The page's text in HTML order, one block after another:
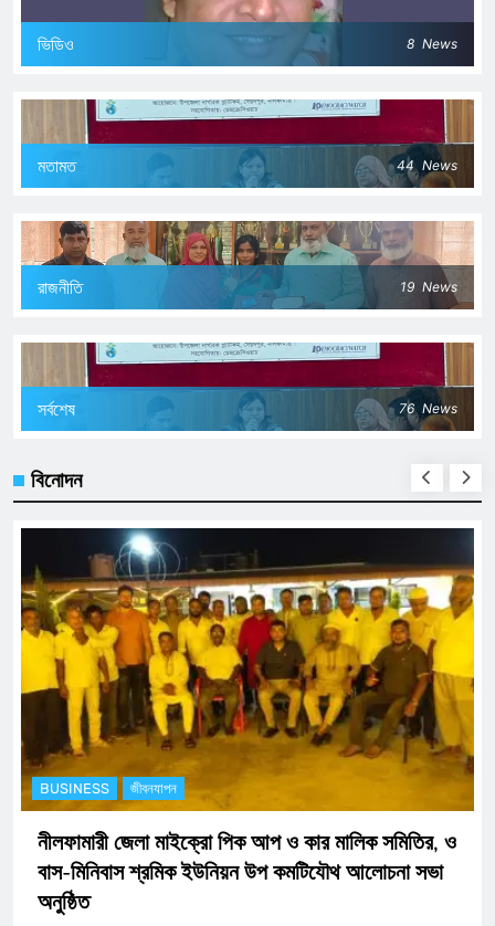
ভিডিও 8 News
মতামত 44 News
রাজনীতি 19 News
সর্বশেষ 76 News
বিনোদন
BUSINESS অর্থনীতি
ডিজিটাল নিরাপত্তায় এক ধাপ এগিয়ে নীলফামারী জেলা পুলিশ:
যুক্ত হচ্ছে আধুনিক ‘সাইবার সেল’
2 weeks ago